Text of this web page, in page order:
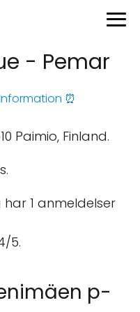
- Pemar
Information ⏰
Paimio, Finland.
1 anmeldelser
5.
p-